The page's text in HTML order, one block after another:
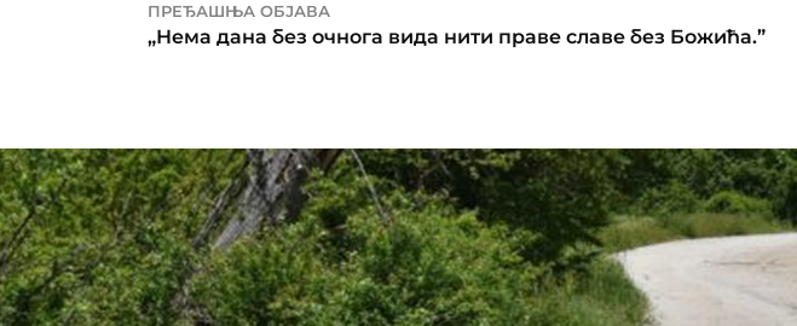
ПРЕЂАШЊА ОБЈАВА
„Нема дана без очнога вида нити праве славе без Божића.”